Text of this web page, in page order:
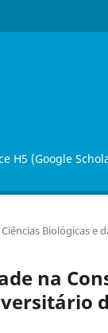
H5 (Google
Ciências Biológicas e
na